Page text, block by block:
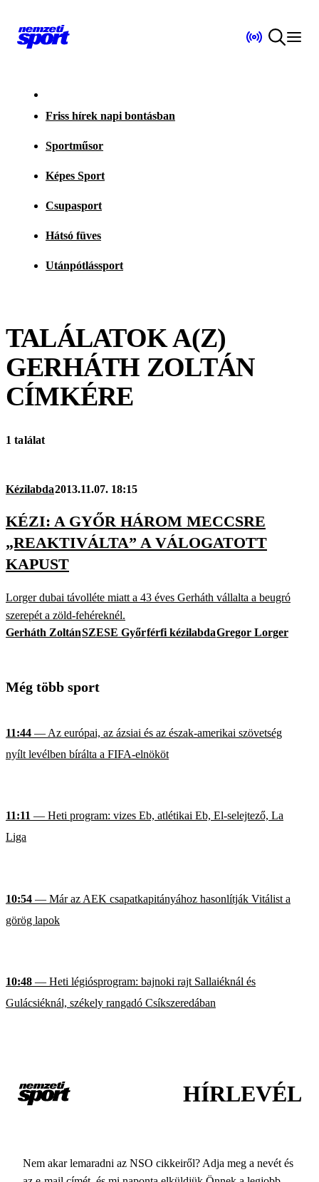
Friss hírek napi bontásban
Sportműsor
Képes Sport
Csupasport
Hátsó füves
Utánpótlássport
TALÁLATOK A(Z)
GERHÁTH ZOLTÁN
CÍMKÉRE
1 találat
Kézilabda2013.11.07. 18:15
KÉZI: A GYŐR HÁROM MECCSRE
„REAKTIVÁLTA” A VÁLOGATOTT
KAPUST
Lorger dubai távolléte miatt a 43 éves Gerháth vállalta a beugró
szerepét a zöld-fehéreknél.
Gerháth ZoltánSZESE Győrférfi kézilabdaGregor Lorger
Még több sport
11:44 — Az európai, az ázsiai és az észak-amerikai szövetség
nyílt levélben bírálta a FIFA-elnököt
11:11 — Heti program: vizes Eb, atlétikai Eb, El-selejtező, La
Liga
10:54 — Már az AEK csapatkapitányához hasonlítják Vitálist a
görög lapok
10:48 — Heti légiósprogram: bajnoki rajt Sallaiéknál és
Gulácsiéknál, székely rangadó Csíkszeredában
HÍRLEVÉL
Nem akar lemaradni az NSO cikkeiről? Adja meg a nevét és